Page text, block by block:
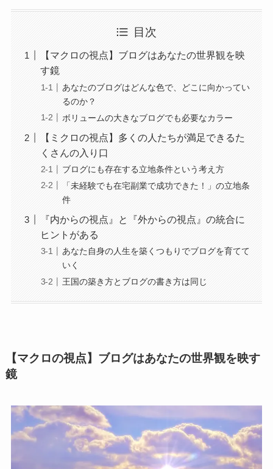
目次
【マクロの視点】ブログはあなたの世界観を映
す鏡
あなたのブログはどんな色で、どこに向かってい
るのか？
ボリュームの大きなブログでも必要なカラー
【ミクロの視点】多くの人たちが満足できるた
くさんの入り口
ブログにも存在する立地条件という考え方
「未経験でも在宅副業で成功できた！」の立地条
件
『内からの視点』と『外からの視点』の統合に
ヒントがある
あなた自身の人生を築くつもりでブログを育てて
いく
王国の築き方とブログの書き方は同じ
【マクロの視点】ブログはあなたの世界観を映す
鏡